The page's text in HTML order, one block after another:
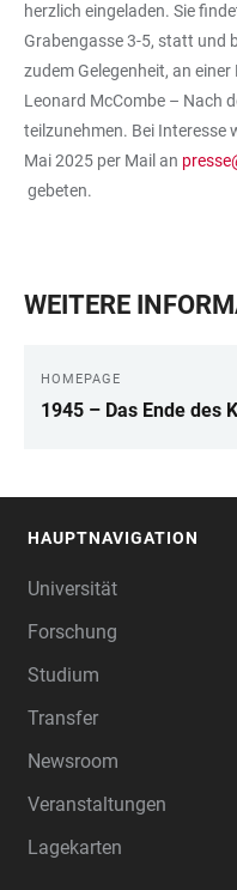
herzlich eingeladen. Sie
Grabengasse 3-5, statt und
zudem Gelegenheit, an
Leonard McCombe – Nach
teilzunehmen. Bei Interesse
Mai 2025 per Mail an
gebeten.
WEITERE
HOMEPAGE
1945 – Das Ende des
HAUPTNAVIGATION
Universität
Forschung
Studium
Transfer
Newsroom
Veranstaltungen
Lagekarten